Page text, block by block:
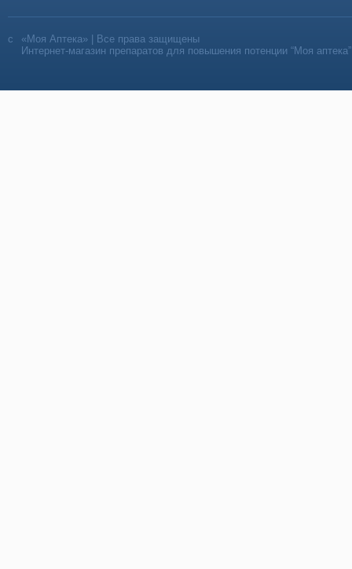
«Моя Аптека» | Все права защищены
Интернет-магазин препаратов для повышения потенции “Моя